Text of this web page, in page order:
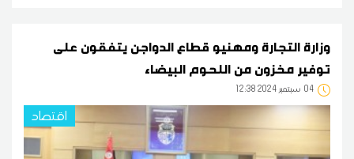
وزارة التجارة ومهنيو قطاع الدواجن يتفقون على
توفير مخزون من اللحوم البيضاء
04 12:38 2024 سبتمبر
اقتصاد